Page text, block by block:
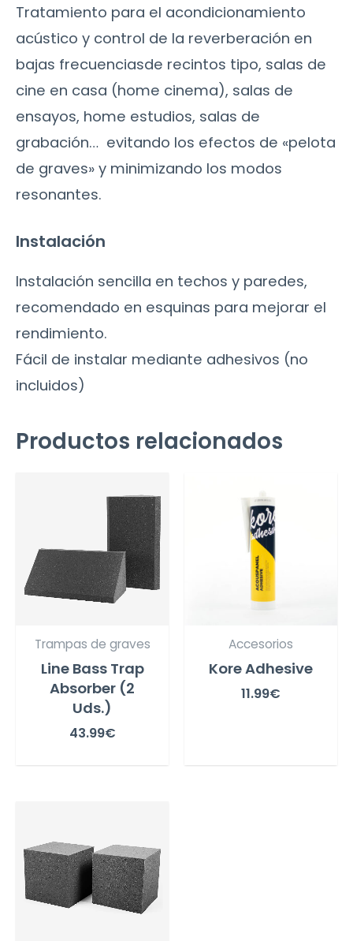
Tratamiento para el acondicionamiento
acústico y control de la reverberación en
bajas frecuenciasde recintos tipo, salas de
cine en casa (home cinema), salas de
ensayos, home estudios, salas de
grabación… evitando los efectos de «pelota
de graves» y minimizando los modos
resonantes.
Instalación
Instalación sencilla en techos y paredes,
recomendado en esquinas para mejorar el
rendimiento.
Fácil de instalar mediante adhesivos (no
incluidos)
Productos relacionados
Trampas de graves
Line Bass Trap
Absorber (2
Uds.)
43.99€
Accesorios
Kore Adhesive
11.99€